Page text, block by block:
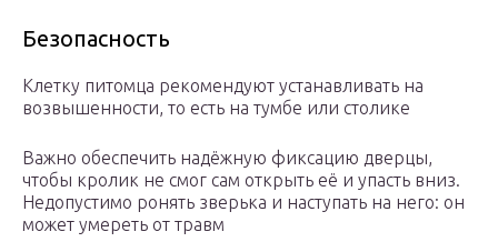
Безопасность
Клетку питомца рекомендуют устанавливать на
возвышенности, то есть на тумбе или столике
Важно обеспечить надёжную фиксацию дверцы,
чтобы кролик не смог сам открыть её и упасть вниз.
Недопустимо ронять зверька и наступать на него: он
может умереть от травм